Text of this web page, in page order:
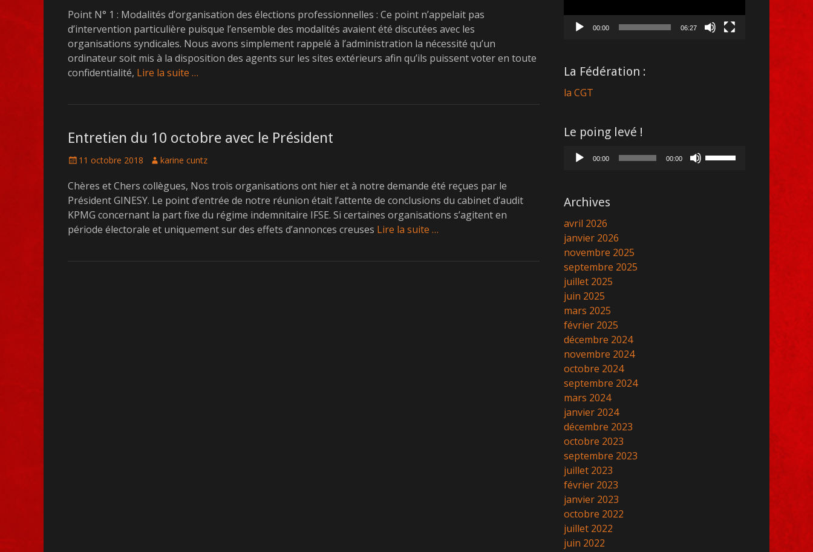
Point N° 1 : Modalités d’organisation des élections professionnelles : Ce point n’appelait pas
d’intervention particulière puisque l’ensemble des modalités avaient été discutées avec les
organisations syndicales. Nous avons simplement rappelé à l’administration la nécessité qu’un
ordinateur soit mis à la disposition des agents sur les sites extérieurs afin qu’ils puissent voter en toute
confidentialité, Lire la suite …
Entretien du 10 octobre avec le Président
Posté11 octobre 2018 Auteur
karine cuntz
Chères et Chers collègues, Nos trois organisations ont hier et à notre demande été reçues par le
Président GINESY. Le point d’entrée de notre réunion était l’attente de conclusions du cabinet d’audit
KPMG concernant la part fixe du régime indemnitaire IFSE. Si certaines organisations s’agitent en
période électorale et uniquement sur des effets d’annonces creuses Lire la suite …
00:00 06:27
La Fédération :
la CGT
Le poing levé !
Lecteur 00:00 00:00
Archives
avril 2026
janvier 2026
novembre 2025
septembre 2025
juillet 2025
juin 2025
mars 2025
février 2025
décembre 2024
novembre 2024
octobre 2024
septembre 2024
mars 2024
janvier 2024
décembre 2023
octobre 2023
septembre 2023
juillet 2023
février 2023
janvier 2023
octobre 2022
juillet 2022
juin 2022